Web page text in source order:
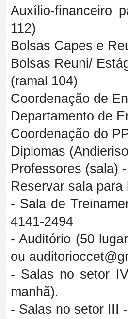
Auxílio-financeiro
112)
Bolsas Capes e
Bolsas Reuni/
(ramal 104)
Coordenação de
Departamento de
Coordenação do
Diplomas
Professores (sala)
Reservar sala para
- Sala de
4141-2494
- Auditório (50
ou
- Salas no setor
manhã).
- Salas no setor III